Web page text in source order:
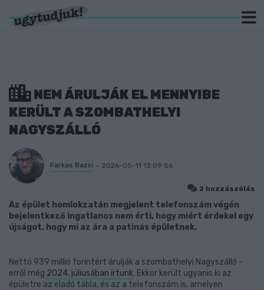
NEM ÁRULJÁK EL MENNYIBE
KERÜLT A SZOMBATHELYI
NAGYSZÁLLÓ
Farkas Bazsi 2026-05-11 13:09:56
2 hozzászólás
Az épület homlokzatán megjelent telefonszám végén
bejelentkező ingatlanos nem érti, hogy miért érdekel egy
újságot, hogy mi az ára a patinás épületnek.
Nettó 939 millió forintért árulják a szombathelyi Nagyszálló -
erről még 2024. júliusában írtunk. Ekkor került ugyanis ki az
épületre az eladó tábla, és az a telefonszám is, amelyen